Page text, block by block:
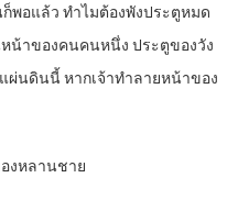
ก็พอแล้ว ทำไมต้องพังประตูหมด
น้าของคนคนหนึ่ง ประตูของวัง
ผ่นดินนี้ หากเจ้าทำลายหน้าของ
งหลานชาย